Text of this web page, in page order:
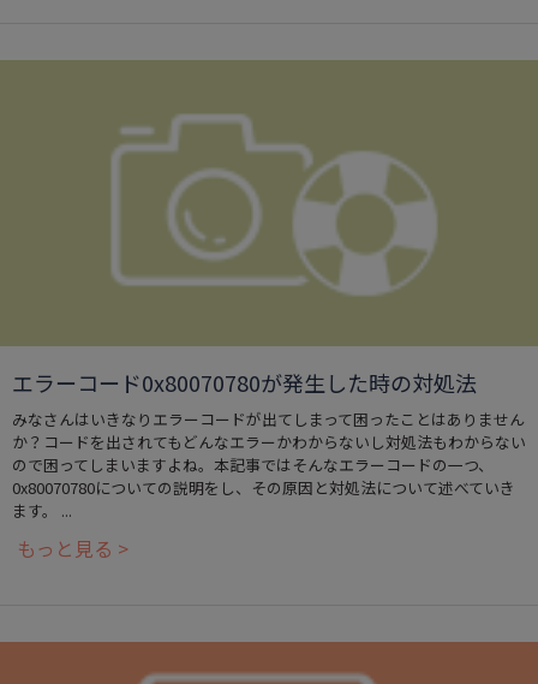
エラーコード0x80070780が発生した時の対処法
みなさんはいきなりエラーコードが出てしまって困ったことはありません
か？コードを出されてもどんなエラーかわからないし対処法もわからない
ので困ってしまいますよね。本記事ではそんなエラーコードの一つ、
0x80070780についての説明をし、その原因と対処法について述べていき
ます。 ...
もっと見る >